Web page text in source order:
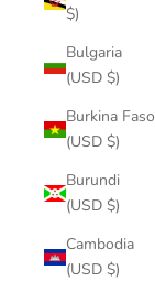
$)
Bulgaria
(USD $)
Burkina Faso
(USD $)
Burundi
(USD $)
Cambodia
(USD $)